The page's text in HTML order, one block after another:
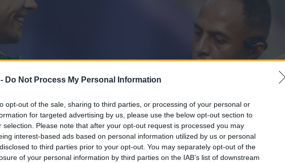
Do Not Process My Personal Information
opt-out of the sale, sharing to third parties, or processing of your personal or
for targeted advertising by us, please use the below opt-out section to
selection. Please note that after your opt-out request is processed you may
interest-based ads based on personal information utilized by us or personal
to third parties prior to your opt-out. You may separately opt-out of the
of your personal information by third parties on the IAB’s list of downstream